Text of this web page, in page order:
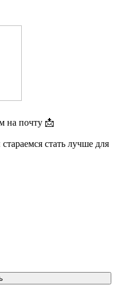
на почту 📩
стать лучше для